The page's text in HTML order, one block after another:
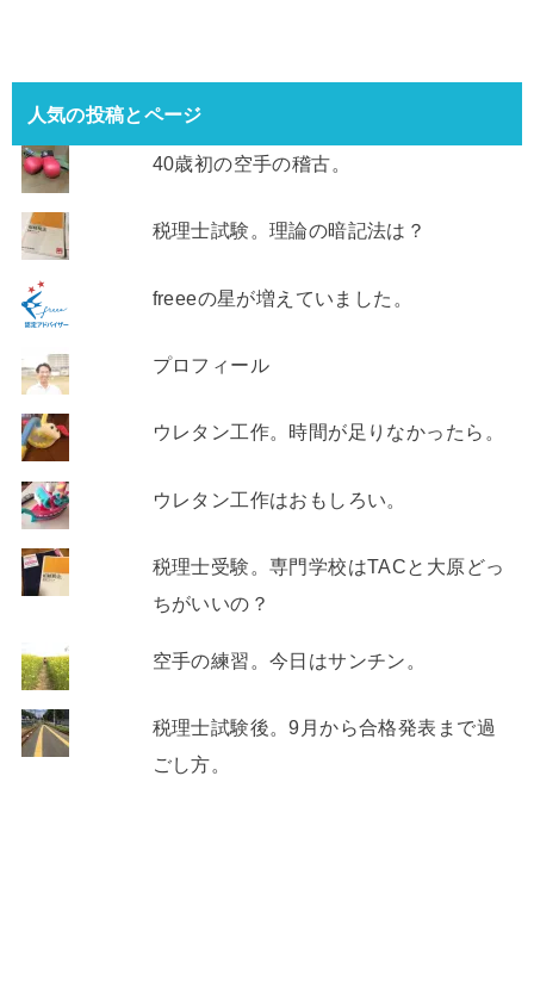
人気の投稿とページ
40歳初の空手の稽古。
税理士試験。理論の暗記法は？
freeeの星が増えていました。
プロフィール
ウレタン工作。時間が足りなかったら。
ウレタン工作はおもしろい。
税理士受験。専門学校はTACと大原どっ
ちがいいの？
空手の練習。今日はサンチン。
税理士試験後。9月から合格発表まで過
ごし方。